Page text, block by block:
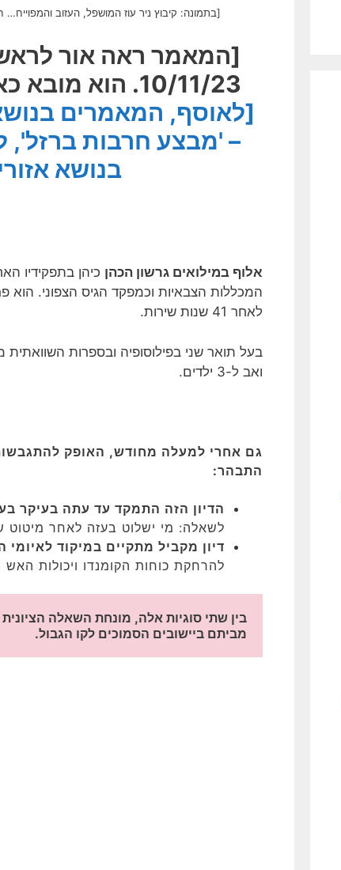
[בתמונה: קיבוץ ניר עוז המושפל, העזוב
[המאמר ראה אור
10/11/23. הוא מובא כאן באישורו ובאישור המחבר]
– 'מבצע חרבות ברזל',
בנושא
אלוף במילואים גרשון הכהן כיהן בתפקידיו
לאחר 41 שנות שירות‏.
בעל תואר שני בפילוסופיה ובספרות השוואתית
ואב ל-3 ילדים.
גם אחרי למעלה מחודש, האופק
התבהר:
הדיון הזה התמקד עד עתה בעיקר
לשאלה: מי ישלוט בעזה לאחר מיטוט
דיון מקביל מתקיים במיקוד לאיומי
להרחקת כוחות הקומנדו ויכולות
מביתם ביישובים הסמוכים לקו הגבול.